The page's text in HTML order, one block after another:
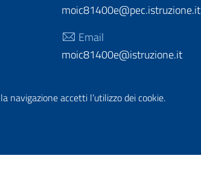
navigazione accetti l’utilizzo dei cookie.
moic81400e@pec.istruzione.it
Email
moic81400e@istruzione.it